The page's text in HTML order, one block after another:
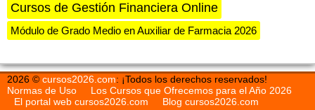
Cursos de Gestión Financiera Online
Módulo de Grado Medio en Auxiliar de Farmacia 2026
2026 © cursos2026.com: ¡Todos los derechos reservados!
Normas de Uso
Los Cursos que Ofrecemos para el Año 2026
El portal web cursos2026.com
Blog cursos2026.com